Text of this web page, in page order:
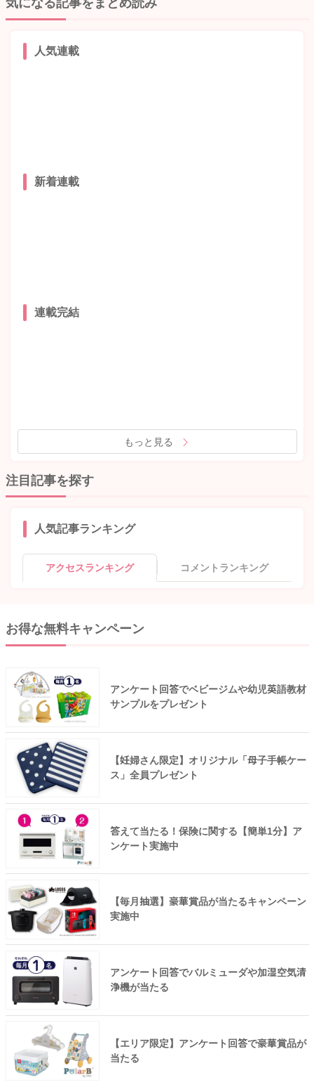
気になる記事をまとめ読み
人気連載
新着連載
連載完結
もっと見る
注目記事を探す
人気記事ランキング
アクセスランキング コメントランキング
お得な無料キャンペーン
アンケート回答でベビージムや幼児英語教材
サンプルをプレゼント
【妊婦さん限定】オリジナル「母子手帳ケー
ス」全員プレゼント
答えて当たる！保険に関する【簡単1分】ア
ンケート実施中
【毎月抽選】豪華賞品が当たるキャンペーン
実施中
アンケート回答でバルミューダや加湿空気清
浄機が当たる
【エリア限定】アンケート回答で豪華賞品が
当たる